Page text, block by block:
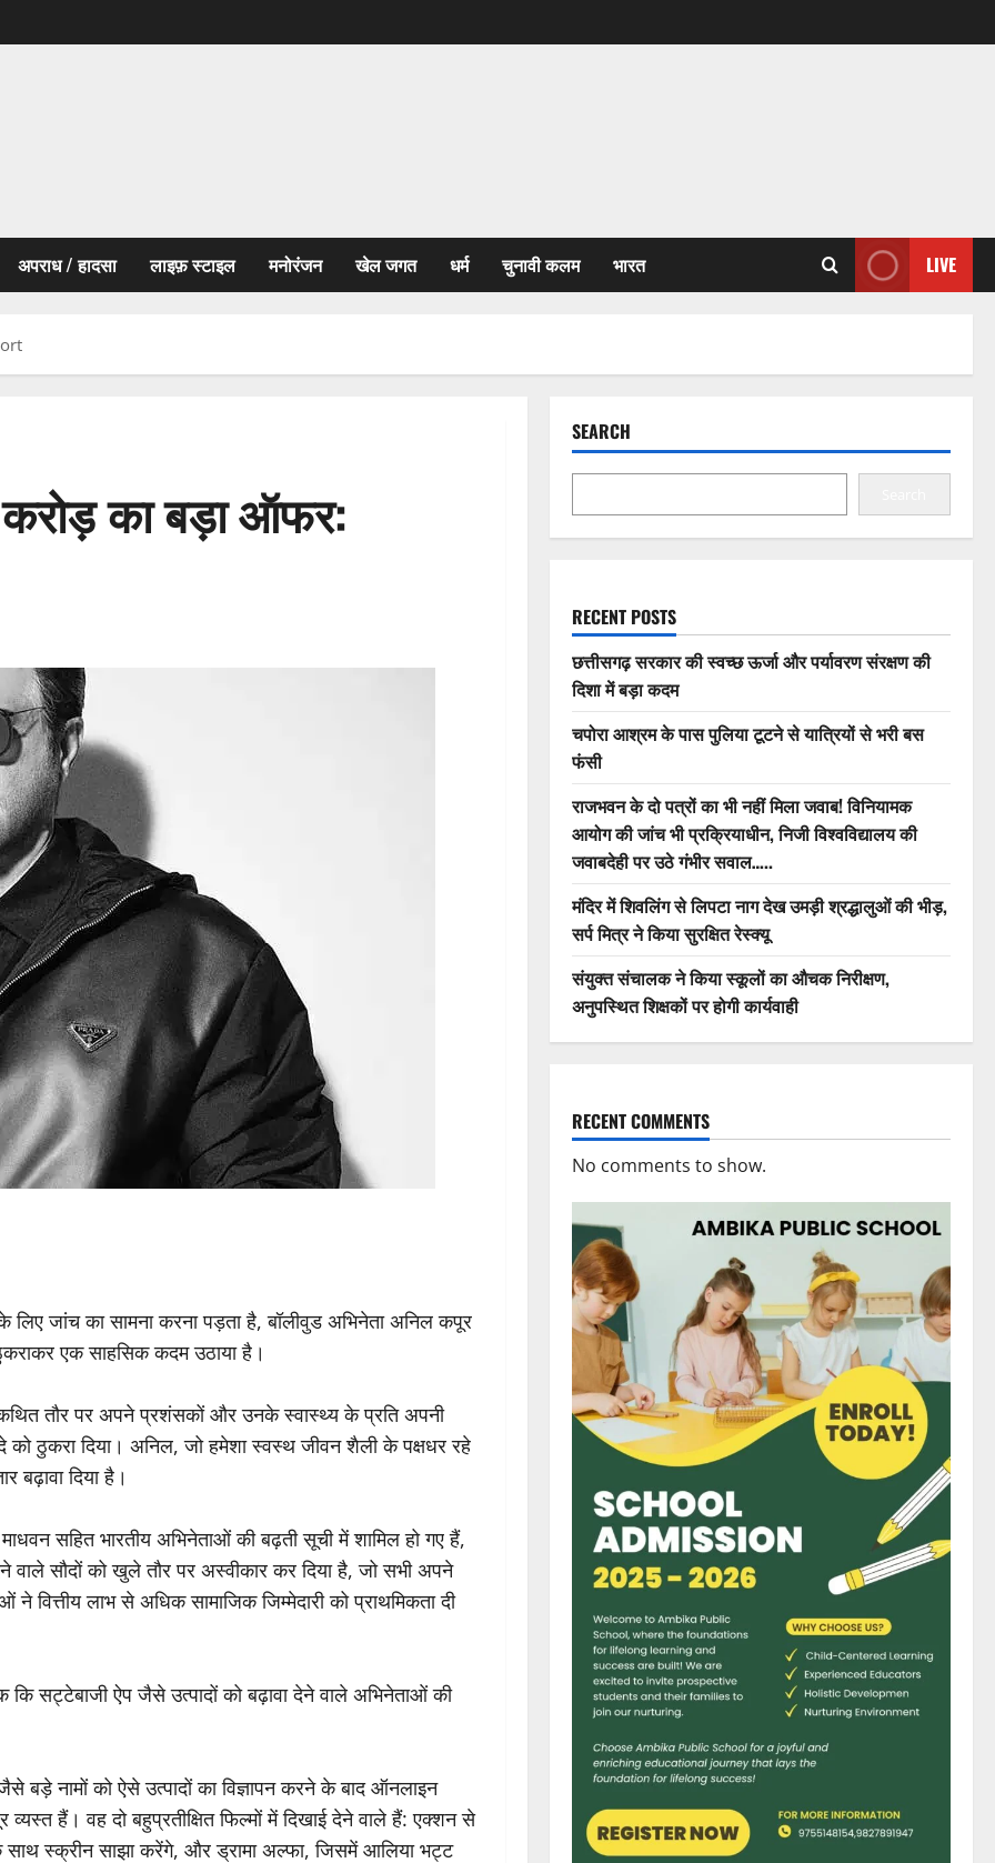
अपराध / हादसा लाइफ़ स्टाइल मनोरंजन खेल जगत धर्म चुनावी कलम भारत LIVE
का बड़ा ऑफर:
लिए जांच का सामना करना पड़ता है, बॉलीवुड अभिनेता अनिल कपूर
एक साहसिक कदम उठाया है।
तौर पर अपने प्रशंसकों और उनके स्वास्थ्य के प्रति अपनी
को ठुकरा दिया। अनिल, जो हमेशा स्वस्थ जीवन शैली के पक्षधर रहे
दिया है।
सहित भारतीय अभिनेताओं की बढ़ती सूची में शामिल हो गए हैं,
वाले सौदों को खुले तौर पर अस्वीकार कर दिया है, जो सभी अपने
वित्तीय लाभ से अधिक सामाजिक जिम्मेदारी को प्राथमिकता दी
सट्टेबाजी ऐप जैसे उत्पादों को बढ़ावा देने वाले अभिनेताओं की
नामों को ऐसे उत्पादों का विज्ञापन करने के बाद ऑनलाइन
हैं। वह दो बहुप्रतीक्षित फिल्मों में दिखाई देने वाले हैं: एक्शन से
स्क्रीन साझा करेंगे, और ड्रामा अल्फा, जिसमें आलिया भट्ट
SEARCH
RECENT POSTS
छत्तीसगढ़ सरकार की स्वच्छ ऊर्जा और पर्यावरण संरक्षण की
दिशा में बड़ा कदम
चपोरा आश्रम के पास पुलिया टूटने से यात्रियों से भरी बस
फंसी
राजभवन के दो पत्रों का भी नहीं मिला जवाब! विनियामक
आयोग की जांच भी प्रक्रियाधीन, निजी विश्वविद्यालय की
जवाबदेही पर उठे गंभीर सवाल…..
मंदिर में शिवलिंग से लिपटा नाग देख उमड़ी श्रद्धालुओं की भीड़,
सर्प मित्र ने किया सुरक्षित रेस्क्यू
संयुक्त संचालक ने किया स्कूलों का औचक निरीक्षण,
अनुपस्थित शिक्षकों पर होगी कार्यवाही
RECENT COMMENTS
No comments to show.